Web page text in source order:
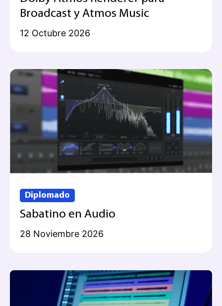
Broadcast y Atmos Music
12 Octubre 2026
Diplomado
Sabatino en Audio
28 Noviembre 2026